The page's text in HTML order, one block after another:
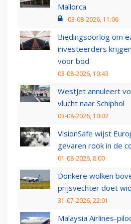
Mallorca
03-08-2026, 11:06
Biedingsoorlog om
investeerders
voor bod
03-08-2026, 10:43
WestJet annuleert
vlucht naar Schiphol
03-08-2026, 10:02
VisionSafe wijst
gevaren rook in de
01-08-2026, 8:00
Donkere wolken
prijsvechter doet
31-07-2026, 22:01
Malaysia Airlines-